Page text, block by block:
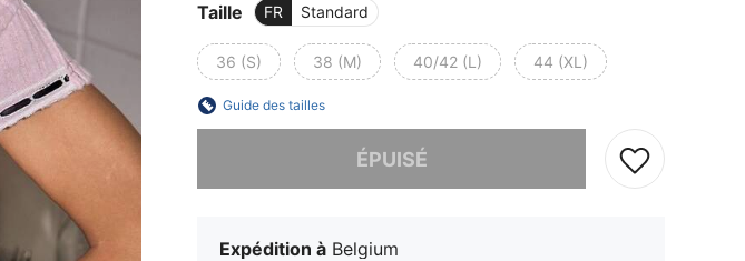
Taille FR Standard
36 (S) 38 (M) 40/42 (L) 44 (XL)
Guide des tailles
ÉPUISÉ
Expédition à Belgium